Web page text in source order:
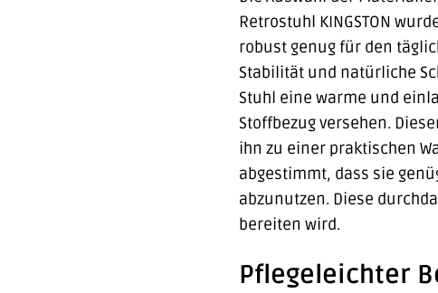
Retrostuhl KINGSTON
robust genug für den
Stabilität und natürliche
Stuhl eine warme und
Stoffbezug versehen.
ihn zu einer praktischen
abgestimmt, dass sie
abzunutzen. Diese
bereiten wird.
Pflegeleichter